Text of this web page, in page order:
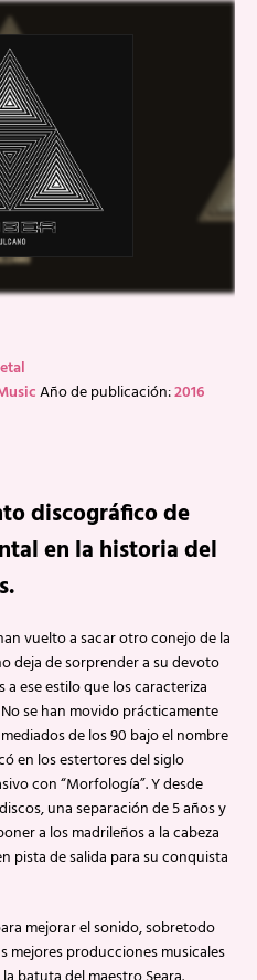
Año de publicación:2016
discográfico de
en la historia del
vuelto a sacar otro conejo de la
deja de sorprender a su devoto
a ese estilo que los caracteriza
se han movido prácticamente
de los 90 bajo el nombre
en los estertores del siglo
con “Morfología”. Y desde
una separación de 5 años y
a los madrileños a la cabeza
pista de salida para su conquista
mejorar el sonido, sobretodo
mejores producciones musicales